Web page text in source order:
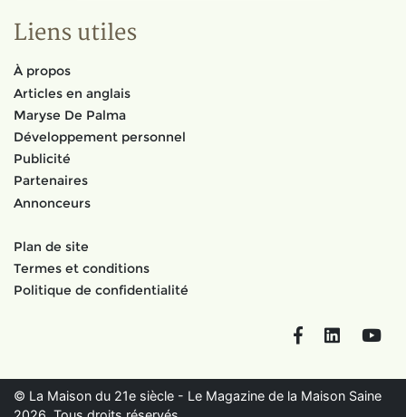
Liens utiles
À propos
Articles en anglais
Maryse De Palma
Développement personnel
Publicité
Partenaires
Annonceurs
Plan de site
Termes et conditions
Politique de confidentialité
FacebookLinkedIn
© La Maison du 21e siècle - Le Magazine de la Maison Saine